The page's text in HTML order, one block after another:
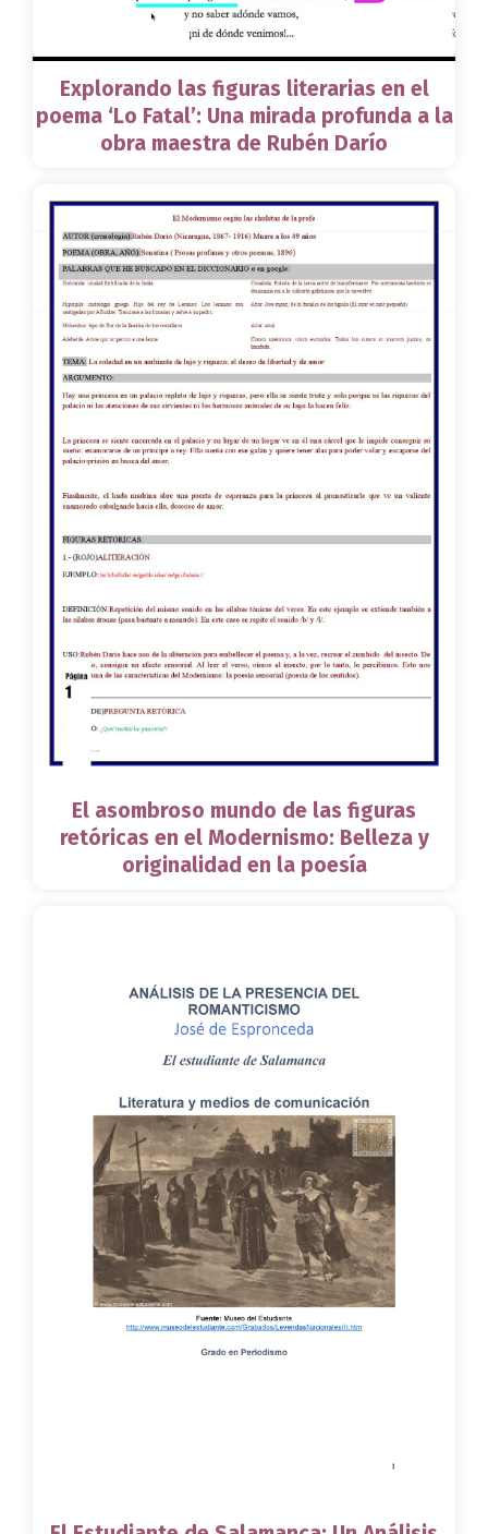
Explorando las figuras literarias en el
poema ‘Lo Fatal’: Una mirada profunda a la
obra maestra de Rubén Darío
El asombroso mundo de las figuras
retóricas en el Modernismo: Belleza y
originalidad en la poesía